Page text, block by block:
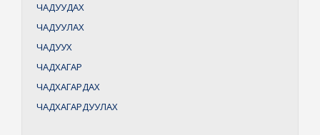
ЧАДУУДАХ
ЧАДУУЛАХ
ЧАДУУХ
ЧАДХАГАР
ЧАДХАГАРДАХ
ЧАДХАГАРДУУЛАХ